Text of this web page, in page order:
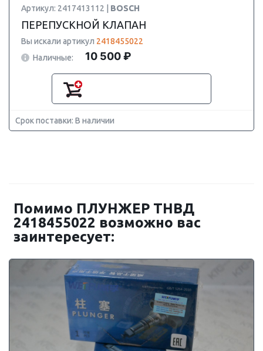
Артикул: 2417413112 | BOSCH
ПЕРЕПУСКНОЙ КЛАПАН
Вы искали артикул 2418455022
Наличные:
10 500 ₽
Срок поставки: В наличии
Помимо ПЛУНЖЕР ТНВД
2418455022 возможно вас
заинтересует: